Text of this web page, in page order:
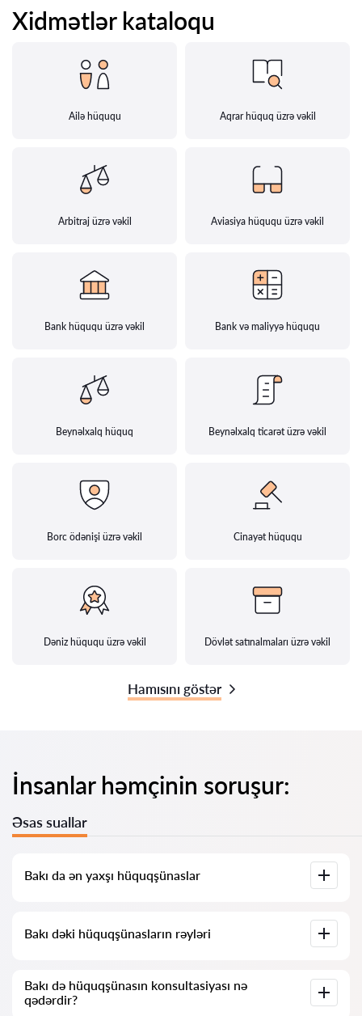
Xidmətlər kataloqu
Ailə hüququ Aqrar hüquq üzrə vəkil
Arbitraj üzrə vəkil Aviasiya hüququ üzrə vəkil
Bank hüququ üzrə vəkil Bank və maliyyə hüququ
Beynəlxalq hüquq Beynəlxalq ticarət üzrə vəkil
Borc ödənişi üzrə vəkil Cinayət hüququ
Dəniz hüququ üzrə vəkil Dövlət satınalmaları üzrə vəkil
Hamısını göstər
İnsanlar həmçinin soruşur:
Əsas suallar
Bakı da ən yaxşı hüquqşünaslar
siyahısı toplanıb. Qiymətlər, rəylər, telefon nömrəsi və ünvan.
Bakı dəki hüquqşünasların rəyləri
toplanıb, biz mənfi rəyləri silmirik və onların şişirdilməsi
imkanı yoxdur.
Bakı də hüquqşünasın konsultasiyası nə
qədərdir?